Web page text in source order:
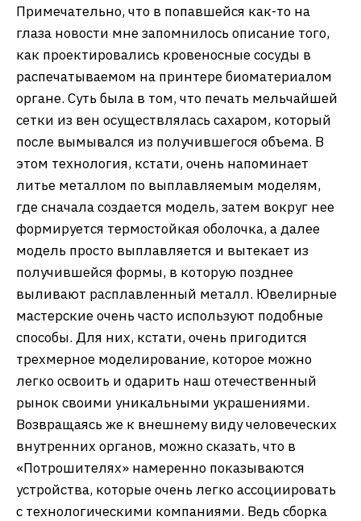
Примечательно, что в попавшейся как-то на
глаза новости мне запомнилось описание того,
как проектировались кровеносные сосуды в
распечатываемом на принтере биоматериалом
органе. Суть была в том, что печать мельчайшей
сетки из вен осуществлялась сахаром, который
после вымывался из получившегося объема. В
этом технология, кстати, очень напоминает
литье металлом по выплавляемым моделям,
где сначала создается модель, затем вокруг нее
формируется термостойкая оболочка, а далее
модель просто выплавляется и вытекает из
получившейся формы, в которую позднее
выливают расплавленный металл. Ювелирные
мастерские очень часто используют подобные
способы. Для них, кстати, очень пригодится
трехмерное моделирование, которое можно
легко освоить и одарить наш отечественный
рынок своими уникальными украшениями.
Возвращаясь же к внешнему виду человеческих
внутренних органов, можно сказать, что в
«Потрошителях» намеренно показываются
устройства, которые очень легко ассоциировать
с технологическими компаниями. Ведь сборка